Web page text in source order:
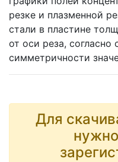
резке и плазменной
стали в пластине
от оси реза,
симметричности
Для